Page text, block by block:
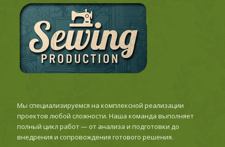
Мы специализируемся на комплексной реализации
проектов любой сложности. Наша команда выполняет
полный цикл работ — от анализа и подготовки до
внедрения и сопровождения готового решения.